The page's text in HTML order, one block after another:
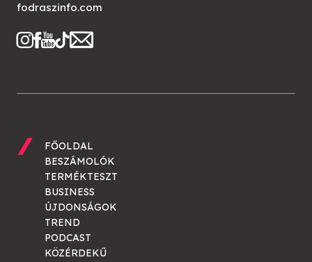
fodraszinfo.com
FŐOLDAL
BESZÁMOLÓK
TERMÉKTESZT
BUSINESS
ÚJDONSÁGOK
TREND
PODCAST
KÖZÉRDEKŰ